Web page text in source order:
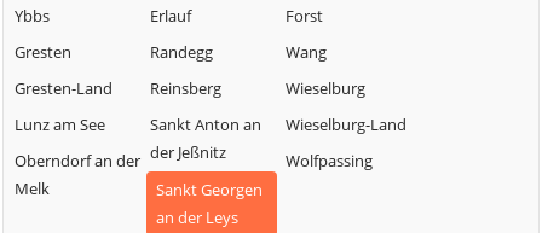
Ybbs
Gresten
Gresten-Land
Lunz am See
Oberndorf an der
Melk
Erlauf
Randegg
Reinsberg
Sankt Anton an
der Jeßnitz
Sankt Georgen
an der Leys
Forst
Wang
Wieselburg
Wieselburg-Land
Wolfpassing